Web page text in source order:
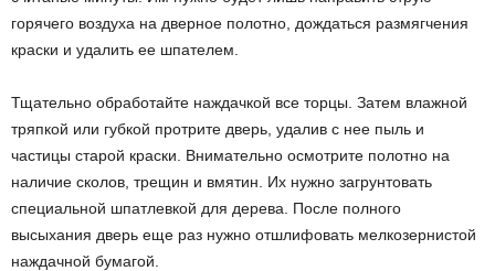
горячего воздуха на дверное полотно, дождаться размягчения
краски и удалить ее шпателем.
Тщательно обработайте наждачкой все торцы. Затем влажной
тряпкой или губкой протрите дверь, удалив с нее пыль и
частицы старой краски. Внимательно осмотрите полотно на
наличие сколов, трещин и вмятин. Их нужно загрунтовать
специальной шпатлевкой для дерева. После полного
высыхания дверь еще раз нужно отшлифовать мелкозернистой
наждачной бумагой.